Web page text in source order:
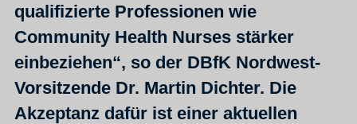
qualifizierte Professionen wie
Community Health Nurses stärker
einbeziehen“, so der DBfK Nordwest-
Vorsitzende Dr. Martin Dichter. Die
Akzeptanz dafür ist einer aktuellen